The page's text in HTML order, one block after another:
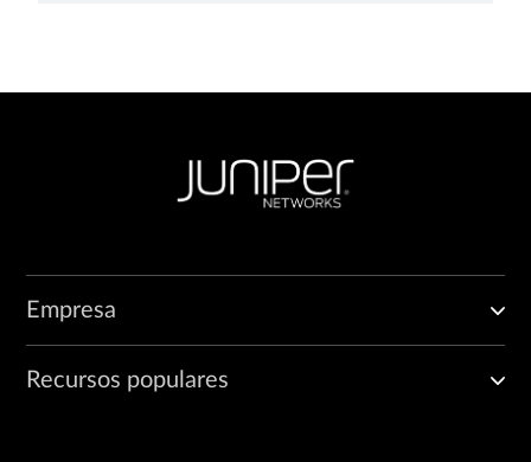
Empresa
Recursos populares